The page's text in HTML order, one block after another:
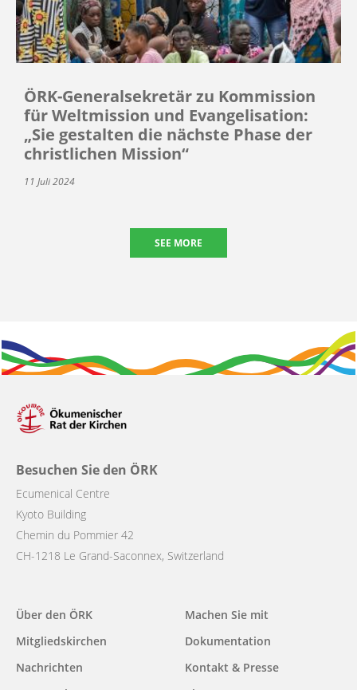
ÖRK-Generalsekretär zu Kommission
für Weltmission und Evangelisation:
„Sie gestalten die nächste Phase der
christlichen Mission“
11 Juli 2024
SEE MORE
Besuchen Sie den ÖRK
Ecumenical Centre
Kyoto Building
Chemin du Pommier 42
CH-1218 Le Grand-Saconnex, Switzerland
Main
navigation
Über den ÖRK
Mitgliedskirchen
Nachrichten
Machen Sie mit
Dokumentation
Kontakt & Presse